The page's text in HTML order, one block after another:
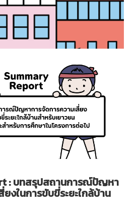
: บทสรุปสถานการณ์ปัญหา
งในการขับขี่ระยะใกล้บ้าน